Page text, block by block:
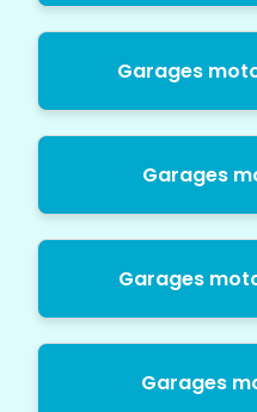
Garages
Garages
Garages
Garages